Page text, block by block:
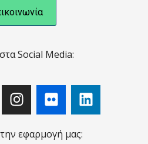
Social Media:
εφαρμογή μας: